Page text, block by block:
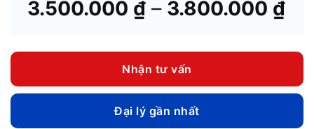
3.500.000 ₫ – 3.800.000 ₫
từ
Nhận tư vấn
Đại lý gần nhất